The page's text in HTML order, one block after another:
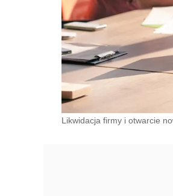
Likwidacja firmy i otwarcie